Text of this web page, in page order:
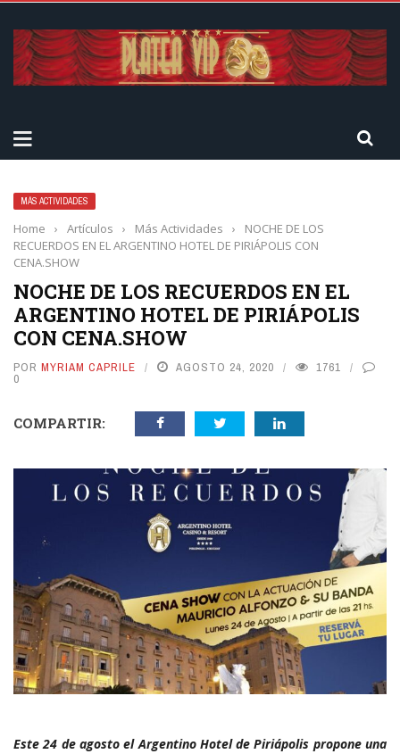
MÁS ACTIVIDADES
Home › Artículos › Más Actividades ›
NOCHE DE LOS
RECUERDOS EN EL ARGENTINO HOTEL DE PIRIÁPOLIS CON
CENA.SHOW
NOCHE DE LOS RECUERDOS EN EL
ARGENTINO HOTEL DE PIRIÁPOLIS
CON CENA.SHOW
POR MYRIAM CAPRILE AGOSTO 24, 2020 1761
0
COMPARTIR:
Este 24 de agosto el Argentino Hotel de Piriápolis propone una